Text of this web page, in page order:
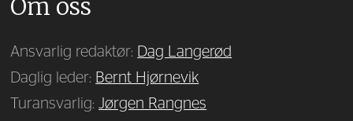
Om oss
Ansvarlig redaktør: Dag Langerød
Daglig leder: Bernt Hjørnevik
Turansvarlig:Jørgen Rangnes